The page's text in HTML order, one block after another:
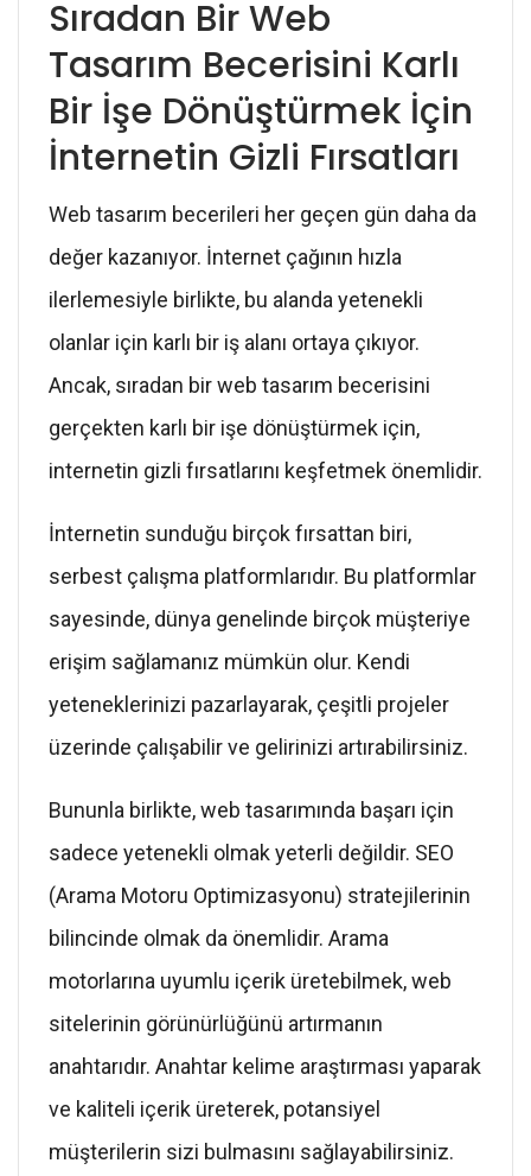
Sıradan Bir Web
Tasarım Becerisini Karlı
Bir İşe Dönüştürmek İçin
İnternetin Gizli Fırsatları
Web tasarım becerileri her geçen gün daha da
değer kazanıyor. İnternet çağının hızla
ilerlemesiyle birlikte, bu alanda yetenekli
olanlar için karlı bir iş alanı ortaya çıkıyor.
Ancak, sıradan bir web tasarım becerisini
gerçekten karlı bir işe dönüştürmek için,
internetin gizli fırsatlarını keşfetmek önemlidir.
İnternetin sunduğu birçok fırsattan biri,
serbest çalışma platformlarıdır. Bu platformlar
sayesinde, dünya genelinde birçok müşteriye
erişim sağlamanız mümkün olur. Kendi
yeteneklerinizi pazarlayarak, çeşitli projeler
üzerinde çalışabilir ve gelirinizi artırabilirsiniz.
Bununla birlikte, web tasarımında başarı için
sadece yetenekli olmak yeterli değildir. SEO
(Arama Motoru Optimizasyonu) stratejilerinin
bilincinde olmak da önemlidir. Arama
motorlarına uyumlu içerik üretebilmek, web
sitelerinin görünürlüğünü artırmanın
anahtarıdır. Anahtar kelime araştırması yaparak
ve kaliteli içerik üreterek, potansiyel
müşterilerin sizi bulmasını sağlayabilirsiniz.